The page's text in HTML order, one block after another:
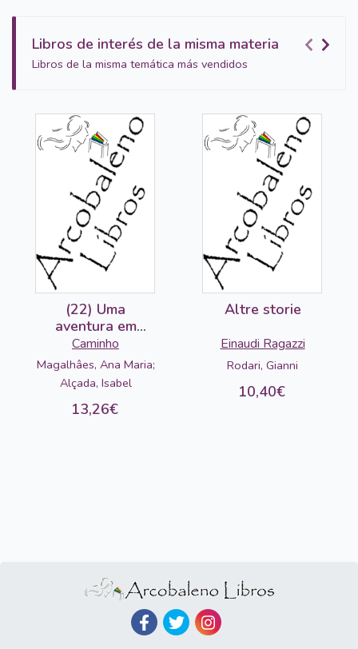
Libros de interés de la misma materia
Libros de la misma temática más vendidos
(22) Uma
aventura em
Lisboa
Caminho
Magalhâes, Ana Maria;
Alçada, Isabel
13,26€
Altre storie
Einaudi Ragazzi
Rodari, Gianni
10,40€